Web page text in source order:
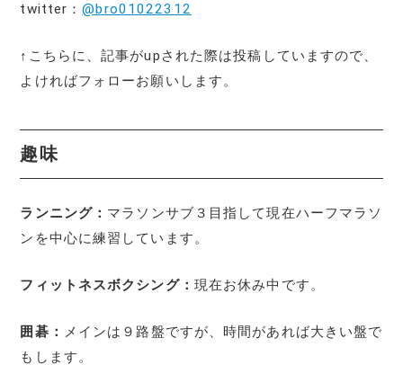
twitter：@bro01022312
↑こちらに、記事がupされた際は投稿していますので、
よければフォローお願いします。
趣味
ランニング： マラソンサブ３目指して現在ハーフマラソ
ンを中心に練習しています。
フィットネスボクシング： 現在お休み中です。
囲碁： メインは９路盤ですが、時間があれば大きい盤で
もします。